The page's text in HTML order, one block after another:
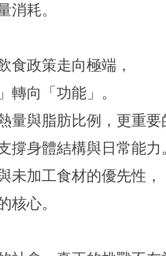
消耗。
食政策走向極端，
轉向「功能」。
量與脂肪比例，更重要
撐身體結構與日常能力
未加工食材的優先性，
核心。